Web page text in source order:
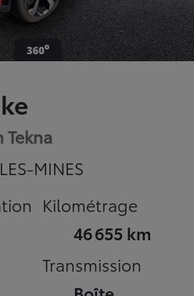
Tekna
MINES
Kilométrage
46 655 km
Transmission